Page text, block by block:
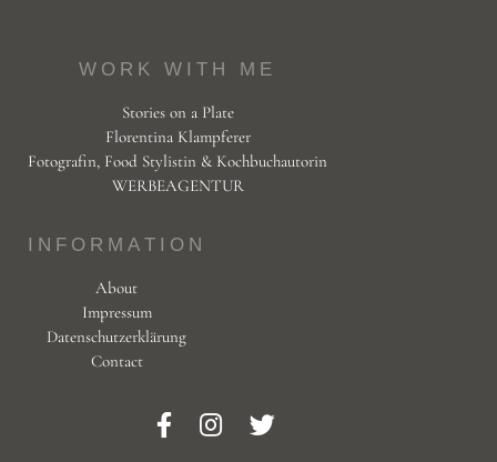
WORK WITH ME
Stories on a Plate
Florentina Klampferer
Fotografin, Food Stylistin & Kochbuchautorin
WERBEAGENTUR
INFORMATION
About
Impressum
Datenschutzerklärung
Contact